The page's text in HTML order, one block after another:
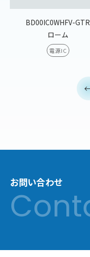
BD00IC0WHFV-GTR
ローム
電源IC
お問い合わせ